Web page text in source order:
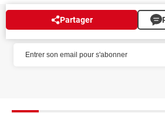
Partager
NEWSLETTER